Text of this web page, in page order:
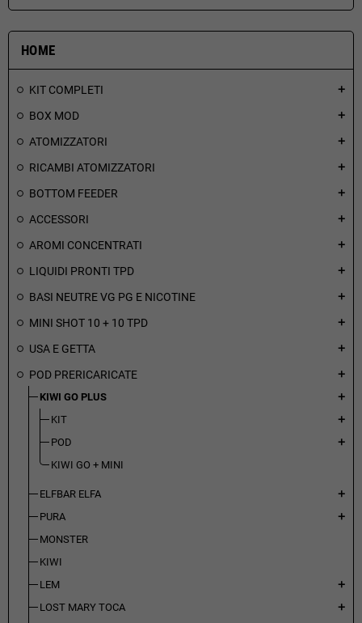
HOME
KIT COMPLETI add
BOX MOD add
ATOMIZZATORI add
RICAMBI ATOMIZZATORI add
BOTTOM FEEDER add
ACCESSORI add
AROMI CONCENTRATI add
LIQUIDI PRONTI TPD add
BASI NEUTRE VG PG E NICOTINE add
MINI SHOT 10 + 10 TPD add
USA E GETTA add
POD PRERICARICATE add
KIWI GO PLUS add
KIT add
POD add
KIWI GO + MINI
ELFBAR ELFA add
PURA add
MONSTER
KIWI
LEM
add
LOST MARY TOCA add